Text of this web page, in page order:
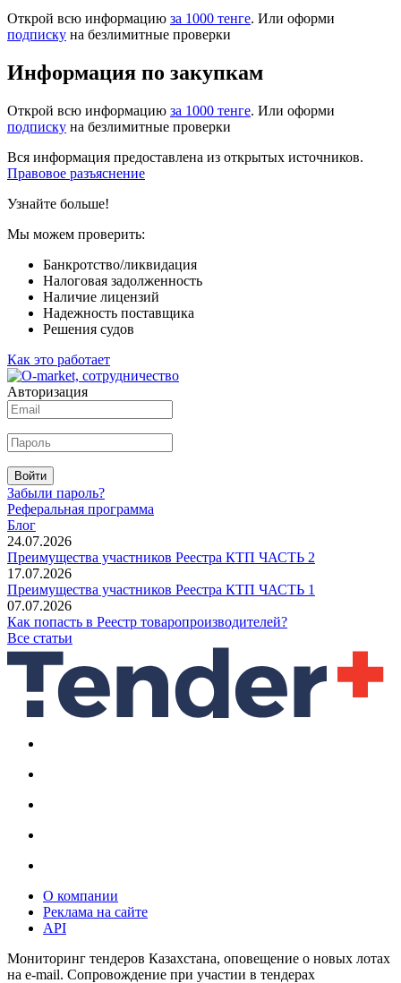
Открой всю информацию за 1000 тенге. Или оформи
подписку на безлимитные проверки
Информация по закупкам
Открой всю информацию за 1000 тенге. Или оформи
подписку на безлимитные проверки
Вся информация предоставлена из открытых источников.
Правовое разъяснение
Узнайте больше!
Мы можем проверить:
Банкротство/ликвидация
Налоговая задолженность
Наличие лицензий
Надежность поставщика
Решения судов
Как это работает
Авторизация
Войти
Забыли пароль?
Реферальная программа
Блог
24.07.2026
Преимущества участников Реестра КТП ЧАСТЬ 2
17.07.2026
Преимущества участников Реестра КТП ЧАСТЬ 1
07.07.2026
Как попасть в Реестр товаропроизводителей?
Все статьи
О компании
Реклама на сайте
API
Мониторинг тендеров Казахстана, оповещение о новых лотах
на e-mail. Сопровождение при участии в тендерах